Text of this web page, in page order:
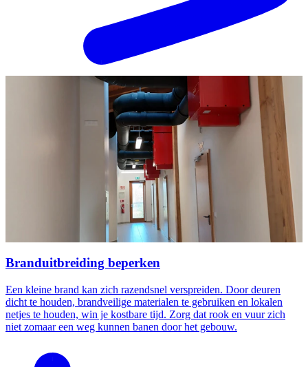
Branduitbreiding beperken
Een kleine brand kan zich razendsnel verspreiden. Door deuren
dicht te houden, brandveilige materialen te gebruiken en lokalen
netjes te houden, win je kostbare tijd. Zorg dat rook en vuur zich
niet zomaar een weg kunnen banen door het gebouw.